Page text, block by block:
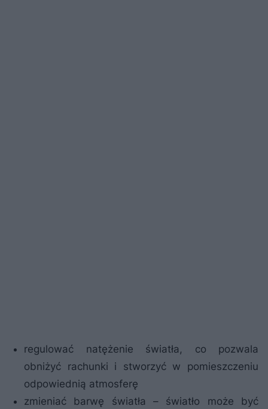
regulować natężenie światła, co pozwala
obniżyć rachunki i stworzyć w pomieszczeniu
odpowiednią atmosferę
zmieniać barwę światła – światło może być